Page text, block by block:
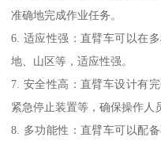
准确地完成作业任务。
6. 适应性强：直臂车可以在
地、山区等，适应性强。
7. 安全性高：直臂车设计有
紧急停止装置等，确保操作人
8. 多功能性：直臂车可以配